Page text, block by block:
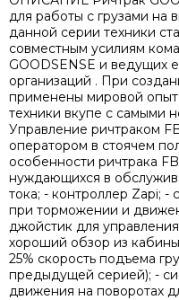
для работы с грузами на
данной серии техники
совместным усилиям
GOODSENSE и ведущих
организаций . При
применены мировой опыт
техники вкупе с самыми
Управление ричтраком
оператором в стоячем
особенности ричтрака
нуждающихся в
тока; - контроллер Zapi; -
при торможении и
джойстик для
хороший обзор из
25% скорость подъема
предыдущей серией); -
движения на поворотах